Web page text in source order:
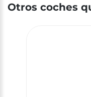
Otros coches